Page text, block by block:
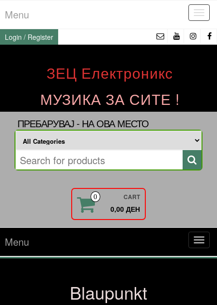
to
the
content
Menu
Login / Register
ЗЕЦ Електроникс
МУЗИКА ЗА СИТЕ !
ПРЕБАРУВАЈ - НА ОВА МЕСТО
0 CART
0,00 ДЕН
Menu
Blaupunkt